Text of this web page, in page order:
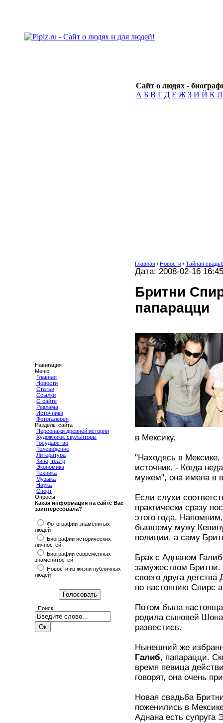
Сайт о людях -
А Б В Г Д Е Ж З И Й К Л
Навигация
Меню
Главная
Новости
Статьи
Ссылки
О сайте
Реклама
Источники
Фотогалерея
Разделы сайта
Персонажи древней истории
Художники, скульпторы
Государство
Телевидение
Литература
Кино, театр
Экономика
Техника
Музыка
Наука
Спорт
Опросы
Какая информация на сайте Вас
заинтересовала?
Фотографии знаменитых
людей
Биографии исторических
личностей
Биографии современных
знаменитостей
Новости из жизни публичных
людей
Поиск
Главная / Новости / Тайная
Дата: 2008-02-16 16:45
Бритни
папарацци
в Мексику.
"Находясь в Мексике,
источник. - Когда
мужем", она имела в
Если слухи
практически сразу
этого года.
бывшему мужу
полиции, а саму
Брак с Аднаном
замужеством
своего друга
по настоянию Спирс
Потом была
родила сыновей
развестись.
Нынешний же
Галиб, папарацци.
время певица
говорят, она очень
Новая свадьба
поженились в
Аднана есть супруга